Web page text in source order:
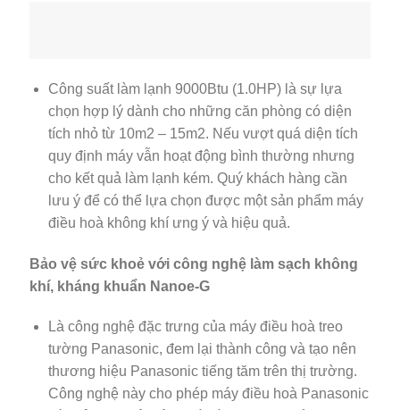
Công suất làm lạnh 9000Btu (1.0HP) là sự lựa
chọn hợp lý dành cho những căn phòng có diện
tích nhỏ từ 10m2 – 15m2. Nếu vượt quá diện tích
quy định máy vẫn hoạt động bình thường nhưng
cho kết quả làm lạnh kém. Quý khách hàng cần
lưu ý để có thể lựa chọn được một sản phẩm máy
điều hoà không khí ưng ý và hiệu quả.
Bảo vệ sức khoẻ với công nghệ làm sạch không
khí, kháng khuẩn Nanoe-G
Là công nghệ đặc trưng của máy điều hoà treo
tường Panasonic, đem lại thành công và tạo nên
thương hiệu Panasonic tiếng tăm trên thị trường.
Công nghệ này cho phép máy điều hoà Panasonic